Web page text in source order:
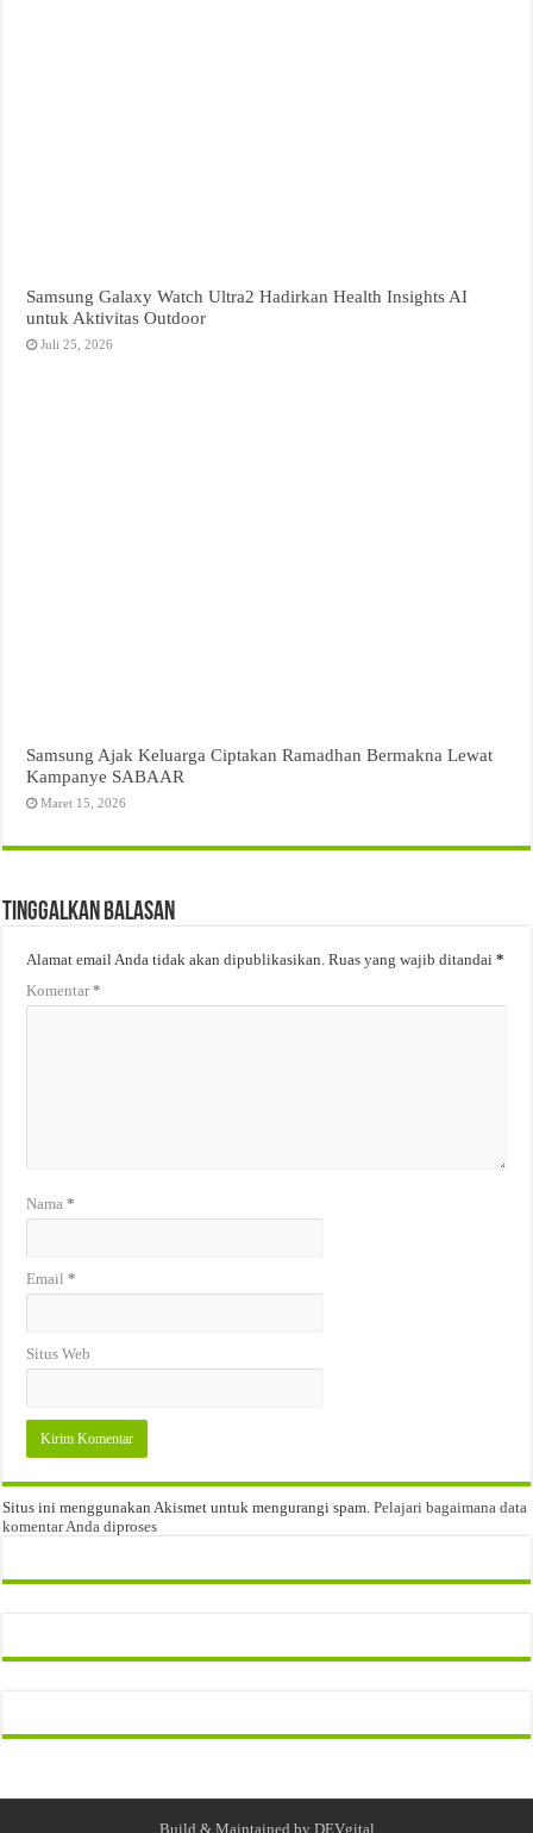
Samsung Galaxy Watch Ultra2 Hadirkan Health Insights AI
untuk Aktivitas Outdoor
Juli 25, 2026
Samsung Ajak Keluarga Ciptakan Ramadhan Bermakna Lewat
Kampanye SABAAR
Maret 15, 2026
Tinggalkan Balasan
Alamat email Anda tidak akan dipublikasikan. Ruas yang wajib ditandai*
Komentar*
Nama*
Email*
Situs Web
Situs ini menggunakan Akismet untuk mengurangi spam.Pelajari bagaimana data
komentar Anda diproses
Build & Maintained by DEVgital